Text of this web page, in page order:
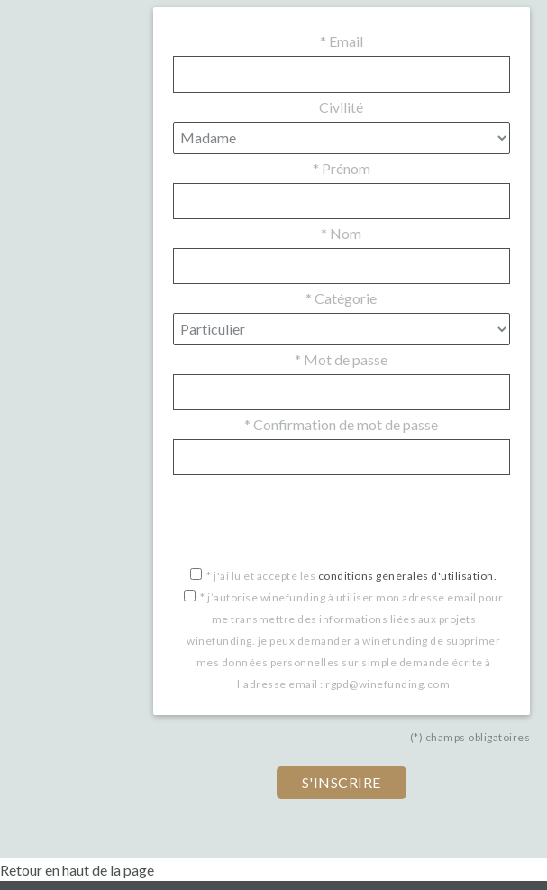
* Email
Civilité
* Prénom
* Nom
* Catégorie
* Mot de passe
* Confirmation de mot de passe
* j'ai lu et accepté les conditions générales d'utilisation.
* j’autorise winefunding à utiliser mon adresse email pour
me transmettre des informations liées aux projets
winefunding. je peux demander à winefunding de supprimer
mes données personnelles sur simple demande écrite à
l'adresse email : rgpd@winefunding.com
(*) champs obligatoires
Retour en haut de la page